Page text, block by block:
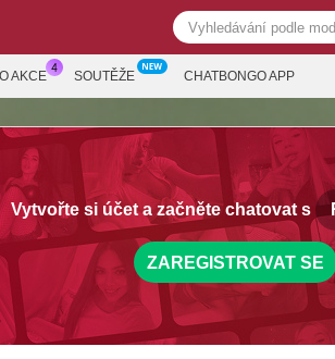
AKCE SOUTĚŽE CHATBONGO APP
Vytvořte si účet a začněte chatovat s
ZAREGISTROVAT SE